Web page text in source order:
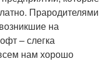
Прародителями
на
– слегка
нам хорошо